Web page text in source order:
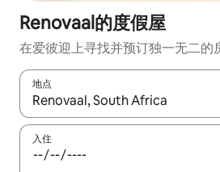
Renovaal的度假屋
在爱彼迎上寻找并预订独一无二的
地点
如有搜索结果，请使用上下方向键
入住